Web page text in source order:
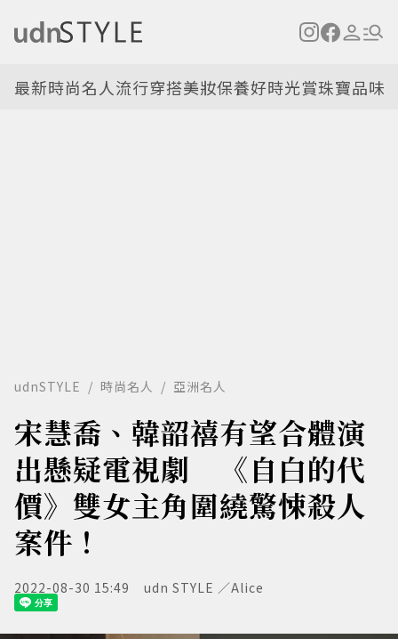
最新時尚名人流行穿搭美妝保養好時光賞珠寶品味
udnSTYLE 時尚名人 亞洲名人
宋慧喬、韓韶禧有望合體演
出懸疑電視劇 《自白的代
價》雙女主角圍繞驚悚殺人
案件！
2022-08-30 15:49 udn STYLE ／Alice